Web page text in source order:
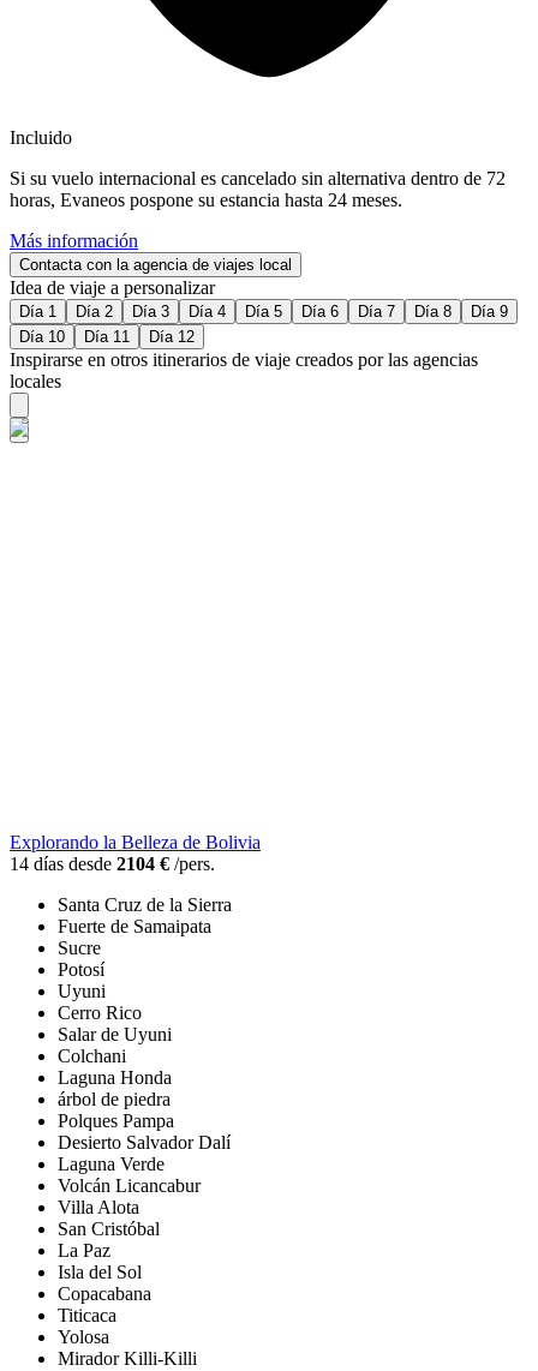
Incluido
Si su vuelo internacional es cancelado sin alternativa dentro de 72
horas, Evaneos pospone su estancia hasta 24 meses.
Más información
Contacta con la agencia de viajes local
Idea de viaje a personalizar
Día 1 Día 2 Día 3 Día 4 Día 5 Día 6 Día 7 Día 8
Día 9
Día 10
Día 11 Día 12
Inspirarse en otros itinerarios de viaje creados por las agencias
locales
Explorando la Belleza de Bolivia
14 días desde 2104 € /pers.
Santa Cruz de la Sierra
Fuerte de Samaipata
Sucre
Potosí
Uyuni
Cerro Rico
Salar de Uyuni
Colchani
Laguna Honda
árbol de piedra
Polques Pampa
Desierto Salvador Dalí
Laguna Verde
Volcán Licancabur
Villa Alota
San Cristóbal
La Paz
Isla del Sol
Copacabana
Titicaca
Yolosa
Mirador Killi-Killi